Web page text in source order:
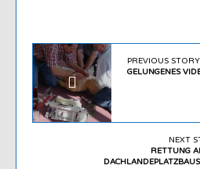
PREVIOUS
GELUNGENES
NEXT
RETTUNG